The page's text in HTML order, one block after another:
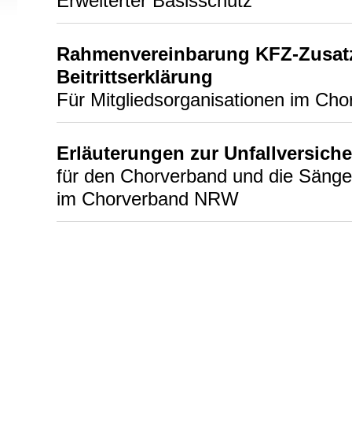
Rahmenvereinbarung KFZ-
Beitrittserklärung
Für Mitgliedsorganisationen im
Erläuterungen zur
für den Chorverband und die
im Chorverband NRW